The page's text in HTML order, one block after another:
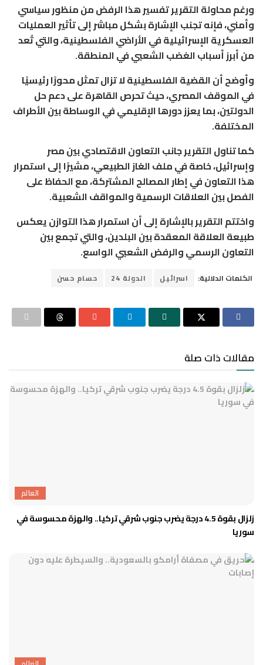
ورغم محاولة التقرير تفسير هذا الرفض من منظور سياسي
وأمني، فإنه تجنب الإشارة بشكل مباشر إلى تأثير العمليات
العسكرية الإسرائيلية في الأراضي الفلسطينية، والتي تُعد
من أبرز أسباب الغضب الشعبي في المنطقة.
وأوضح أن القضية الفلسطينية لا تزال تمثل محورًا رئيسيًا
في الموقف المصري، حيث تحرص القاهرة على دعم حل
الدولتين، بما يعزز دورها الإقليمي في الوساطة بين الأطراف
المختلفة.
كما تناول التقرير جانب التعاون الاقتصادي بين مصر
وإسرائيل، خاصة في ملف الغاز الطبيعي، مشيرًا إلى استمرار
هذا التعاون في إطار المصالح المشتركة، مع الحفاظ على
الفصل بين العلاقات الرسمية والمواقف الشعبية.
واختتم التقرير بالإشارة إلى أن استمرار هذا التوازن يعكس
طبيعة العلاقة المعقدة بين البلدين، والتي تجمع بين
التعاون الرسمي والرفض الشعبي الواسع.
الكلمات الدلالية: اسرائيل الدولة 24 حسام حسن
مقالات ذات صلة
العالم
زلزال بقوة 4.5 درجة يضرب جنوب شرقي تركيا.. والهزة محسوسة في
سوريا